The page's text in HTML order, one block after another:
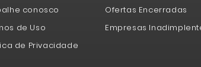
conosco
de Uso
de Privacidade
Ofertas Encerradas
Empresas